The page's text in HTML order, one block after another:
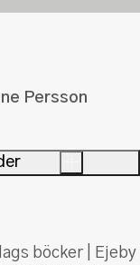
Persson
böcker | Ejeby